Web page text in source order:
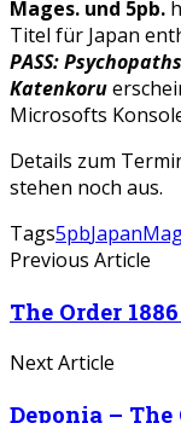
Mages. und 5pb.
Titel für Japan
PASS: Psychopaths
Katenkoru
Microsofts
Details zum
stehen noch aus.
Tags5pbJapan
Previous Article
The Order
Next Article
Deponia –